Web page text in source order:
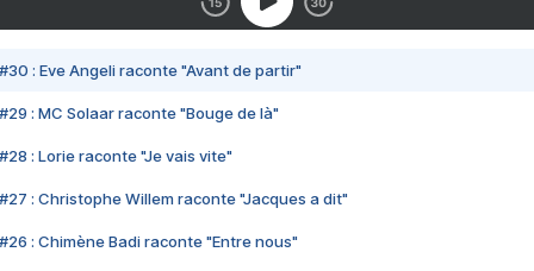
#30 : Eve Angeli raconte "Avant de partir"
#29 : MC Solaar raconte "Bouge de là"
#28 : Lorie raconte "Je vais vite"
#27 : Christophe Willem raconte "Jacques a dit"
#26 : Chimène Badi raconte "Entre nous"